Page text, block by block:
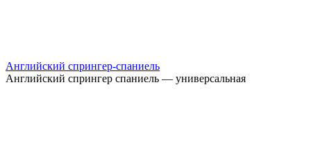
Английский спрингер-спаниель
Английский спрингер спаниель — универсальная